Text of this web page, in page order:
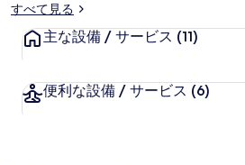
写すべて見る
主な設備 / サービス (11)
便利な設備 / サービス (6)